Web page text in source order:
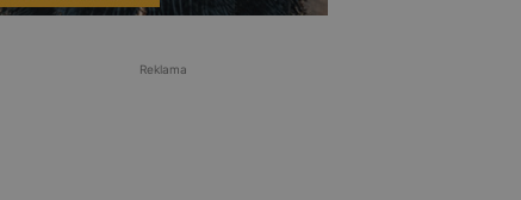
Reklama